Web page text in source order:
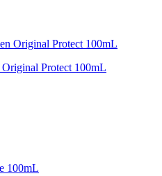
Protect 100mL